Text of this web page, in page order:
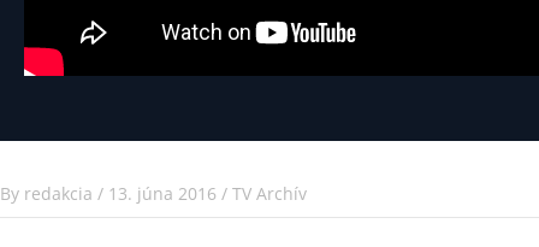
By redakcia / 13. júna 2016 / TV Archív